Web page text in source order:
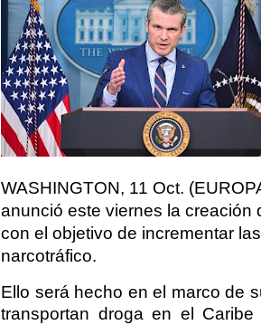
WASHINGTON, 11 Oct.
anunció este viernes la creación
con el objetivo de incrementar
narcotráfico.
Ello será hecho en el marco de
transportan droga en el